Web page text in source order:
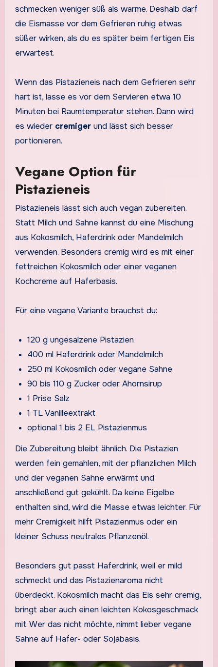
schmecken weniger süß als warme. Deshalb darf
die Eismasse vor dem Gefrieren ruhig etwas
süßer wirken, als du es später beim fertigen Eis
erwartest.
Wenn das Pistazieneis nach dem Gefrieren sehr
hart ist, lasse es vor dem Servieren etwa 10
Minuten bei Raumtemperatur stehen. Dann wird
es wieder cremigerund lässt sich besser
portionieren.
Vegane Option für
Pistazieneis
Pistazieneis lässt sich auch vegan zubereiten.
Statt Milch und Sahne kannst du eine Mischung
aus Kokosmilch, Haferdrink oder Mandelmilch
verwenden. Besonders cremig wird es mit einer
fettreichen Kokosmilch oder einer veganen
Kochcreme auf Haferbasis.
Für eine vegane Variante brauchst du:
120 g ungesalzene Pistazien
400 ml Haferdrink oder Mandelmilch
250 ml Kokosmilch oder vegane Sahne
90 bis 110 g Zucker oder Ahornsirup
1 Prise Salz
1 TL Vanilleextrakt
optional 1 bis 2 EL Pistazienmus
Die Zubereitung bleibt ähnlich. Die Pistazien
werden fein gemahlen, mit der pflanzlichen Milch
und der veganen Sahne erwärmt und
anschließend gut gekühlt. Da keine Eigelbe
enthalten sind, wird die Masse etwas leichter. Für
mehr Cremigkeit hilft Pistazienmus oder ein
kleiner Schuss neutrales Pflanzenöl.
Besonders gut passt Haferdrink, weil er mild
schmeckt und das Pistazienaroma nicht
überdeckt. Kokosmilch macht das Eis sehr cremig,
bringt aber auch einen leichten Kokosgeschmack
mit. Wer das nicht möchte, nimmt lieber vegane
Sahne auf Hafer- oder Sojabasis.